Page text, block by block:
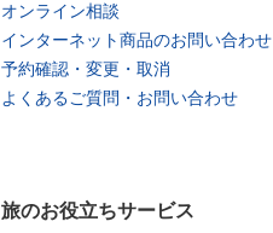
オンライン相談
インターネット商品のお問い合わせ
予約確認・変更・取消
よくあるご質問・お問い合わせ
旅のお役立ちサービス